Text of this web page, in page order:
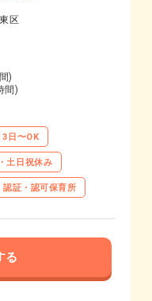
区
)
間)
3日〜OK
土日祝休み
認証・認可保育所
る